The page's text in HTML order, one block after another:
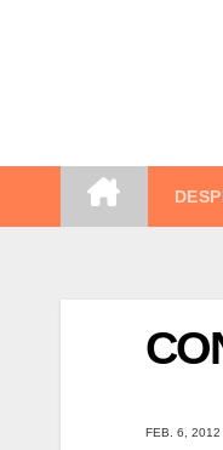
FEB. 6, 2012